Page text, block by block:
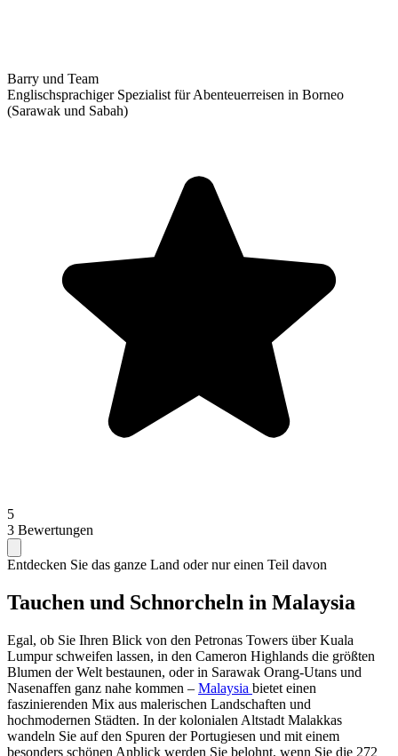
Barry und Team
Englischsprachiger Spezialist für Abenteuerreisen in Borneo
(Sarawak und Sabah)
5
3 Bewertungen
Entdecken Sie das ganze Land oder nur einen Teil davon
Tauchen und Schnorcheln in Malaysia
Egal, ob Sie Ihren Blick von den Petronas Towers über Kuala
Lumpur schweifen lassen, in den Cameron Highlands die größten
Blumen der Welt bestaunen, oder in Sarawak Orang-Utans und
Nasenaffen ganz nahe kommen – Malaysia bietet einen
faszinierenden Mix aus malerischen Landschaften und
hochmodernen Städten. In der kolonialen Altstadt Malakkas
wandeln Sie auf den Spuren der Portugiesen und mit einem
besonders schönen Anblick werden Sie belohnt, wenn Sie die 272